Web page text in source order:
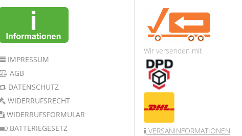
IMPRESSUM
AGB
DATENSCHUTZ
WIDERRUFSRECHT
WIDERRUFSFORMULAR
BATTERIEGESETZ
Wir versenden mit
VERSANINFORMATIONEN